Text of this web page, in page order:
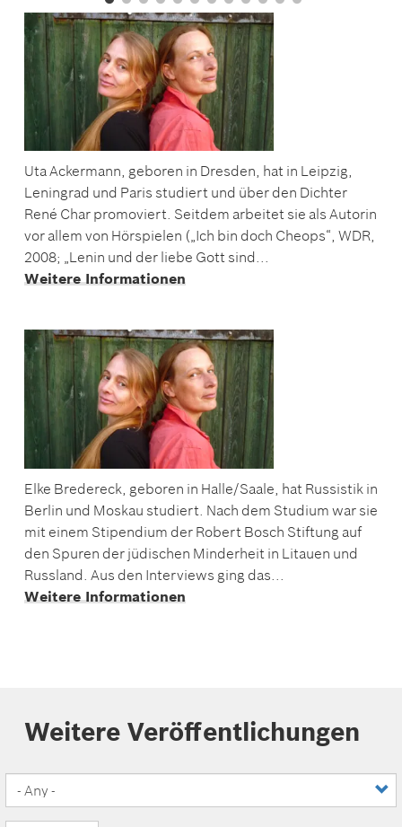
Uta Ackermann, geboren in Dresden, hat in Leipzig,
Leningrad und Paris studiert und über den Dichter
René Char promoviert. Seitdem arbeitet sie als Autorin
vor allem von Hörspielen („Ich bin doch Cheops“, WDR,
2008; „Lenin und der liebe Gott sind...
Weitere Informationen
Elke Bredereck, geboren in Halle/Saale, hat Russistik in
Berlin und Moskau studiert. Nach dem Studium war sie
mit einem Stipendium der Robert Bosch Stiftung auf
den Spuren der jüdischen Minderheit in Litauen und
Russland. Aus den Interviews ging das...
Weitere Informationen
Weitere Veröffentlichungen